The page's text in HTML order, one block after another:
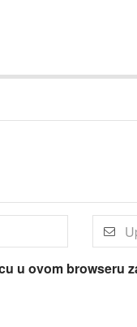
u ovom browseru